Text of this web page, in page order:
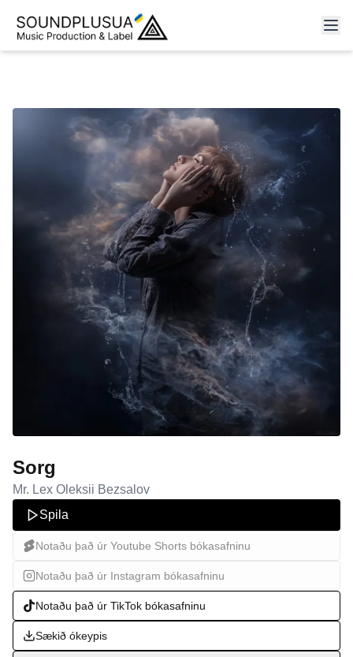
Sorg
Mr. Lex Oleksii Bezsalov
Spila
Notaðu það úr Youtube Shorts bókasafninu
Notaðu það úr Instagram bókasafninu
Notaðu það úr TikTok bókasafninu
Sækið ókeypis